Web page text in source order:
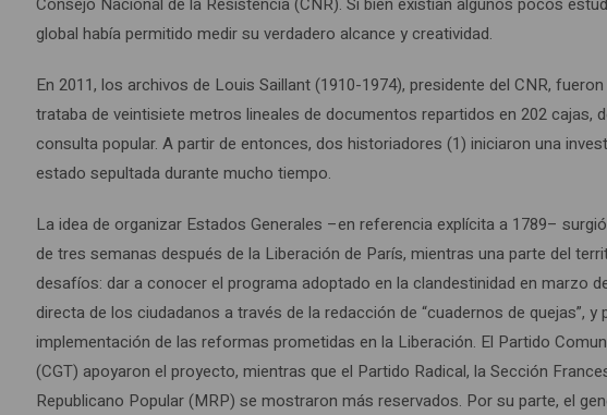
global había permitido medir su verdadero alcance y creatividad.
En 2011, los archivos de Louis Saillant (1910-1974), presidente del CNR,
trataba de veintisiete metros lineales de documentos repartidos en 202
consulta popular. A partir de entonces, dos historiadores (1) iniciaron una
estado sepultada durante mucho tiempo.
La idea de organizar Estados Generales –en referencia explícita a 1789–
de tres semanas después de la Liberación de París, mientras una parte del
desafíos: dar a conocer el programa adoptado en la clandestinidad en marzo
directa de los ciudadanos a través de la redacción de “cuadernos de quejas”,
implementación de las reformas prometidas en la Liberación. El Partido
(CGT) apoyaron el proyecto, mientras que el Partido Radical, la Sección
Republicano Popular (MRP) se mostraron más reservados. Por su parte, el